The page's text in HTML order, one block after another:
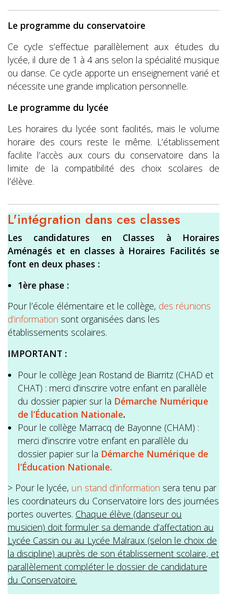
Le programme du conservatoire
Ce cycle s’effectue parallèlement aux études du
lycée, il dure de 1 à 4 ans selon la spécialité musique
ou danse. Ce cycle apporte un enseignement varié et
nécessite une grande implication personnelle.
Le programme du lycée
Les horaires du lycée sont facilités, mais le volume
horaire des cours reste le même. L’établissement
facilite l’accès aux cours du conservatoire dans la
limite de la compatibilité des choix scolaires de
l’élève.
L'intégration dans ces classes
Les candidatures en Classes à Horaires
Aménagés et en classes à Horaires Facilités se
font en deux phases :
1ère phase :
Pour l’école élémentaire et le collège, des réunions
d’information sont organisées dans les
établissements scolaires.
IMPORTANT :
Pour le collège Jean Rostand de Biarritz (CHAD et
CHAT) : merci d’inscrire votre enfant en parallèle
du dossier papier sur la Démarche Numérique
de l’Éducation Nationale.
Pour le collège Marracq de Bayonne (CHAM) :
merci d’inscrire votre enfant en parallèle du
dossier papier sur la Démarche Numérique de
l’Éducation Nationale.
> Pour le lycée, un stand d’information sera tenu par
les coordinateurs du Conservatoire lors des journées
portes ouvertes. Chaque élève (danseur ou
musicien) doit formuler sa demande d’affectation au
Lycée Cassin ou au Lycée Malraux (selon le choix de
la discipline) auprès de son établissement scolaire, et
parallèlement compléter le dossier de candidature
du Conservatoire.